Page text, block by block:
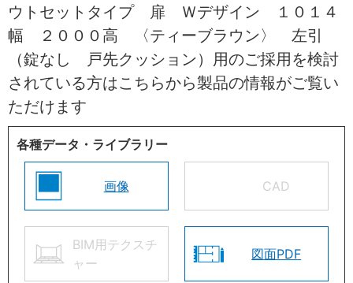
ウトセットタイプ 扉 Ｗデザイン １０１４
幅 ２０００高 〈ティーブラウン〉 左引
（錠なし 戸先クッション）用のご採用を検討
されている方はこちらから製品の情報がご覧い
ただけます
各種データ・ライブラリー
画像 CAD
BIM用テクスチ
ャー
図面PDF